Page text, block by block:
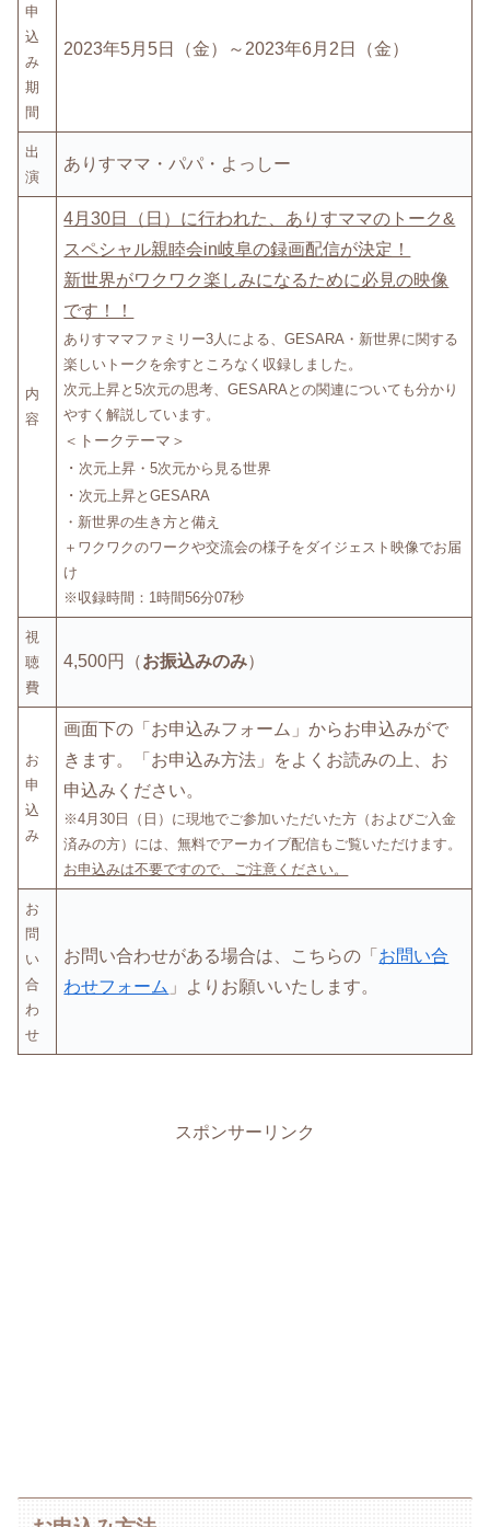
申
込
み
期
間
2023年5月5日（金）～2023年6月2日（金）
出
演
ありすママ ・パパ・よっしー
内
容
4月30日（日）に行われた、ありすママのトーク&
スペシャル親睦会in岐阜の録画配信が決定！
新世界がワクワク楽しみになるために必見の映像
です！！
ありすママファミリー3人による、GESARA・新世界に関する
楽しいトークを余すところなく収録しました。
次元上昇と5次元の思考、GESARAとの関連についても分かり
やすく解説しています。
＜トークテーマ＞
・ 次元上昇・5次元から見る世界
・ 次元上昇とGESARA
・新世界の生き方と備え
＋ワクワクのワークや交流会の様子をダイジェスト映像でお届
け
※収録時間：1時間56分07秒
視
聴
費
4,500円（お振込みのみ）
お
申
込
み
画面下の「お申込みフォーム」からお申込みがで
きます。「お申込み方法」をよくお読みの上、お
申込みください。
※4月30日（日）に現地でご参加いただいた方（およびご入金
済みの方）には、無料でアーカイブ配信もご覧いただけます。
お申込みは不要ですので、ご注意ください。
お
問
い
合
わ
せ
お問い合わせがある場合は、こちらの「 お問い合
わせフォーム 」よりお願いいたします。
スポンサーリンク